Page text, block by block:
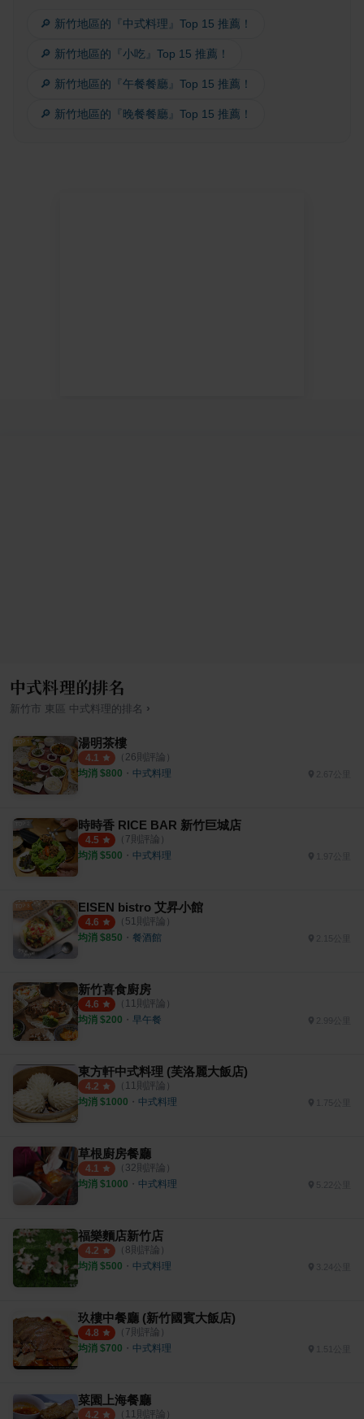
🔎 新竹地區的『中式料理』Top 15 推薦！
🔎 新竹地區的『小吃』Top 15 推薦！
🔎 新竹地區的『午餐餐廳』Top 15 推薦！
🔎 新竹地區的『晚餐餐廳』Top 15 推薦！
中式料理的排名
新竹市 東區 中式料理的排名 ›
湯明茶樓
4.1 （ 26則評論）
均消 $800 ・ 中式料理
時時香 RICE BAR 新竹巨城店
4.5 （ 7則評論）
均消 $500 ・ 中式料理
EISEN bistro 艾昇小館
4.6 （ 51則評論）
均消 $850 ・ 餐酒館 2.15公里
新竹喜食廚房
4.6 （ 11則評論）
均消 $200 ・ 早午餐
東方軒中式料理 (芙洛麗大飯店)
4.2 （ 11則評論）
均消 $1000 ・ 中式料理 1.75公里
草根廚房餐廳
4.1 （ 32則評論）
均消 $1000 ・ 中式料理 5.22公里
福樂麵店新竹店
4.2 （ 8則評論）
均消 $500 ・ 中式料理 3.24公里
玖樓中餐廳 (新竹國賓大飯店)
4.8 （ 7則評論）
均消 $700 ・ 中式料理 1.51公里
菜園上海餐廳
4.2 （ 11則評論）